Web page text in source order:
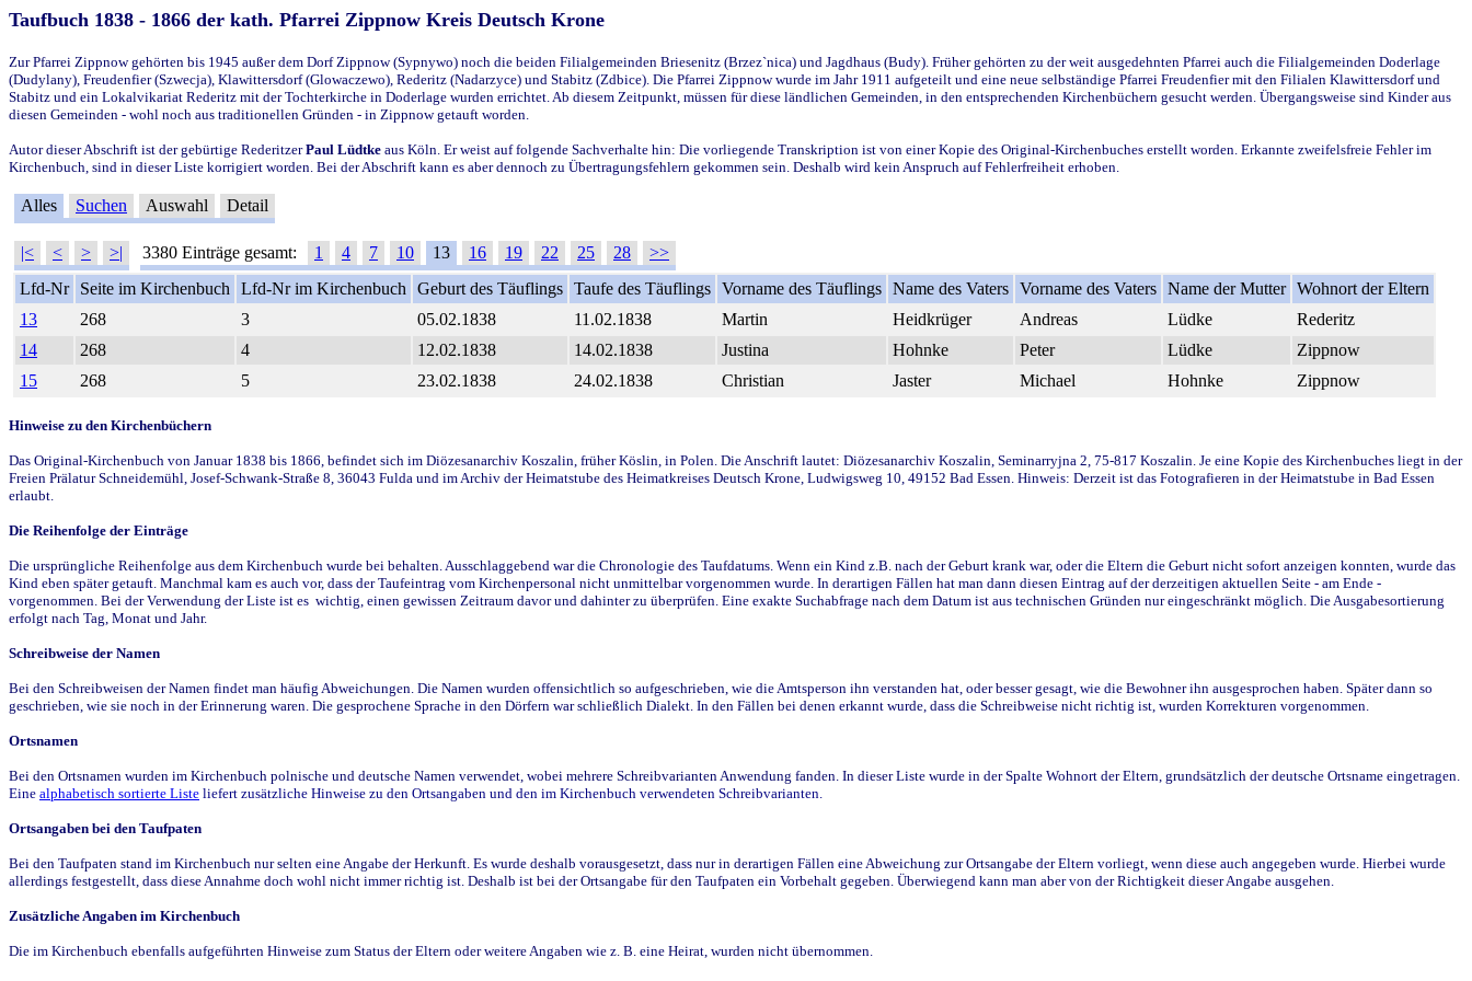
Taufbuch 1838 - 1866 der kath. Pfarrei Zippnow Kreis Deutsch Krone
Zur Pfarrei Zippnow gehörten bis 1945 außer dem Dorf Zippnow (Sypnywo) noch die beiden Filialgemeinden Briesenitz (Brzez`nica) und Jagdhaus (Budy). Früher gehörten zu der weit ausgedehnten Pfarrei auch die Filialgemeinden Doderlage
(Dudylany), Freudenfier (Szwecja), Klawittersdorf (Glowaczewo), Rederitz (Nadarzyce) und Stabitz (Zdbice). Die Pfarrei Zippnow wurde im Jahr 1911 aufgeteilt und eine neue selbständige Pfarrei Freudenfier mit den Filialen Klawittersdorf und
Stabitz und ein Lokalvikariat Rederitz mit der Tochterkirche in Doderlage wurden errichtet. Ab diesem Zeitpunkt, müssen für diese ländlichen Gemeinden, in den entsprechenden Kirchenbüchern gesucht werden. Übergangsweise sind Kinder aus
diesen Gemeinden - wohl noch aus traditionellen Gründen - in Zippnow getauft worden.
Autor dieser Abschrift ist der gebürtige RederitzerPaul Lüdtke aus Köln. Er weist auf folgende Sachverhalte hin: Die vorliegende Transkription ist von einer Kopie des Original-Kirchenbuches erstellt worden. Erkannte zweifelsfreie Fehler im
Kirchenbuch, sind in dieser Liste korrigiert worden. Bei der Abschrift kann es aber dennoch zu Übertragungsfehlern gekommen sein. Deshalb wird kein Anspruch auf Fehlerfreiheit erhoben.
Alles Suchen Auswahl Detail
|< < > >| 3380 Einträge gesamt: 1 4 7 10 13 16 19 22 25 28
>>
Lfd-Nr
Seite im Kirchenbuch Lfd-Nr im Kirchenbuch Geburt des Täuflings Taufe des Täuflings Vorname des Täuflings Name des Vaters Vorname des Vaters Name der Mutter Wohnort der Eltern
13
268 3 05.02.1838 11.02.1838 Martin Heidkrüger Andreas Lüdke
Rederitz
14
268 4 12.02.1838 14.02.1838 Justina Hohnke Peter Lüdke
Zippnow
15
268 5 23.02.1838 24.02.1838 Christian Jaster Michael Hohnke Zippnow
Hinweise zu den Kirchenbüchern
Das Original-Kirchenbuch von Januar 1838 bis 1866, befindet sich im Diözesanarchiv Koszalin, früher Köslin, in Polen. Die Anschrift lautet: Diözesanarchiv Koszalin, Seminarryjna 2, 75-817 Koszalin. Je eine Kopie des Kirchenbuches liegt in der
Freien Prälatur Schneidemühl, Josef-Schwank-Straße 8, 36043 Fulda und im Archiv der Heimatstube des Heimatkreises Deutsch Krone, Ludwigsweg 10, 49152 Bad Essen. Hinweis: Derzeit ist das Fotografieren in der Heimatstube in Bad Essen
erlaubt.
Die Reihenfolge der Einträge
Die ursprüngliche Reihenfolge aus dem Kirchenbuch wurde bei behalten. Ausschlaggebend war die Chronologie des Taufdatums. Wenn ein Kind z.B. nach der Geburt krank war, oder die Eltern die Geburt nicht sofort anzeigen konnten, wurde das
Kind eben später getauft. Manchmal kam es auch vor, dass der Taufeintrag vom Kirchenpersonal nicht unmittelbar vorgenommen wurde. In derartigen Fällen hat man dann diesen Eintrag auf der derzeitigen aktuellen Seite - am Ende -
vorgenommen. Bei der Verwendung der Liste ist es wichtig, einen gewissen Zeitraum davor und dahinter zu überprüfen. Eine exakte Suchabfrage nach dem Datum ist aus technischen Gründen nur eingeschränkt möglich. Die Ausgabesortierung
erfolgt nach Tag, Monat und Jahr.
Schreibweise der Namen
Bei den Schreibweisen der Namen findet man häufig Abweichungen. Die Namen wurden offensichtlich so aufgeschrieben, wie die Amtsperson ihn verstanden hat, oder besser gesagt, wie die Bewohner ihn ausgesprochen haben. Später dann so
geschrieben, wie sie noch in der Erinnerung waren. Die gesprochene Sprache in den Dörfern war schließlich Dialekt. In den Fällen bei denen erkannt wurde, dass die Schreibweise nicht richtig ist, wurden Korrekturen vorgenommen.
Ortsnamen
Bei den Ortsnamen wurden im Kirchenbuch polnische und deutsche Namen verwendet, wobei mehrere Schreibvarianten Anwendung fanden. In dieser Liste wurde in der Spalte Wohnort der Eltern, grundsätzlich der deutsche Ortsname eingetragen.
Eine alphabetisch sortierte Liste liefert zusätzliche Hinweise zu den Ortsangaben und den im Kirchenbuch verwendeten Schreibvarianten.
Ortsangaben bei den Taufpaten
Bei den Taufpaten stand im Kirchenbuch nur selten eine Angabe der Herkunft. Es wurde deshalb vorausgesetzt, dass nur in derartigen Fällen eine Abweichung zur Ortsangabe der Eltern vorliegt, wenn diese auch angegeben wurde. Hierbei wurde
allerdings festgestellt, dass diese Annahme doch wohl nicht immer richtig ist. Deshalb ist bei der Ortsangabe für den Taufpaten ein Vorbehalt gegeben. Überwiegend kann man aber von der Richtigkeit dieser Angabe ausgehen.
Zusätzliche Angaben im Kirchenbuch
Die im Kirchenbuch ebenfalls aufgeführten Hinweise zum Status der Eltern oder weitere Angaben wie z. B. eine Heirat, wurden nicht übernommen.